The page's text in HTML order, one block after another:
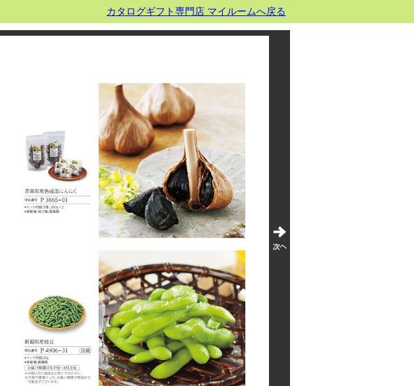
カタログギフト専門店 マイルームへ戻る